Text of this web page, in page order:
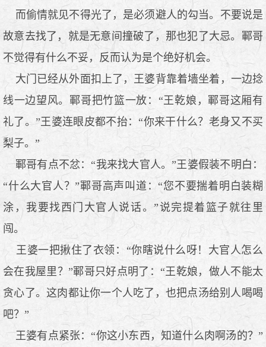
而偷情就见不得光了，是必须避人的勾当。不要说是
故意去找了，就是无意间撞破了，那也犯了大忌。鄆哥
不觉得有什么不妥，反而认为是个绝好机会。
大门已经从外面扣上了，王婆背靠着墙坐着，一边捻
线一边望风。鄆哥把竹篮一放：“王乾娘，鄆哥这厢有
礼了。”王婆连眼皮都不抬：“你来干什么？老身又不买
梨子。”
鄆哥有点不忿：“我来找大官人。”王婆假装不明白：
“什么大官人？”鄆哥高声叫道：“您不要揣着明白装糊
涂，我要找西门大官人说话。”说完提着篮子就往里
闯。
王婆一把揪住了衣领：“你瞎说什么呀！大官人怎么
会在我屋里？”鄆哥只好点明了：“王乾娘，做人不能太
贪心了。这肉都让你一个人吃了，也把点汤给别人喝喝
吧？”
王婆有点紧张：“你这小东西，知道什么肉啊汤的？”